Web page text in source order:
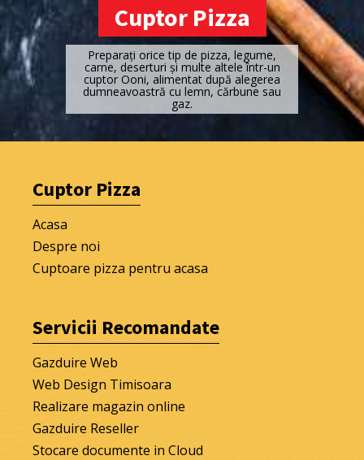
Cuptor Pizza
Preparați orice tip de pizza, legume,
carne, deserturi și multe altele într-un
cuptor Ooni, alimentat după alegerea
dumneavoastră cu lemn, cărbune sau
gaz.
Cuptor Pizza
Acasa
Despre noi
Cuptoare pizza pentru acasa
Servicii Recomandate
Gazduire Web
Web Design Timisoara
Realizare magazin online
Gazduire Reseller
Stocare documente in Cloud